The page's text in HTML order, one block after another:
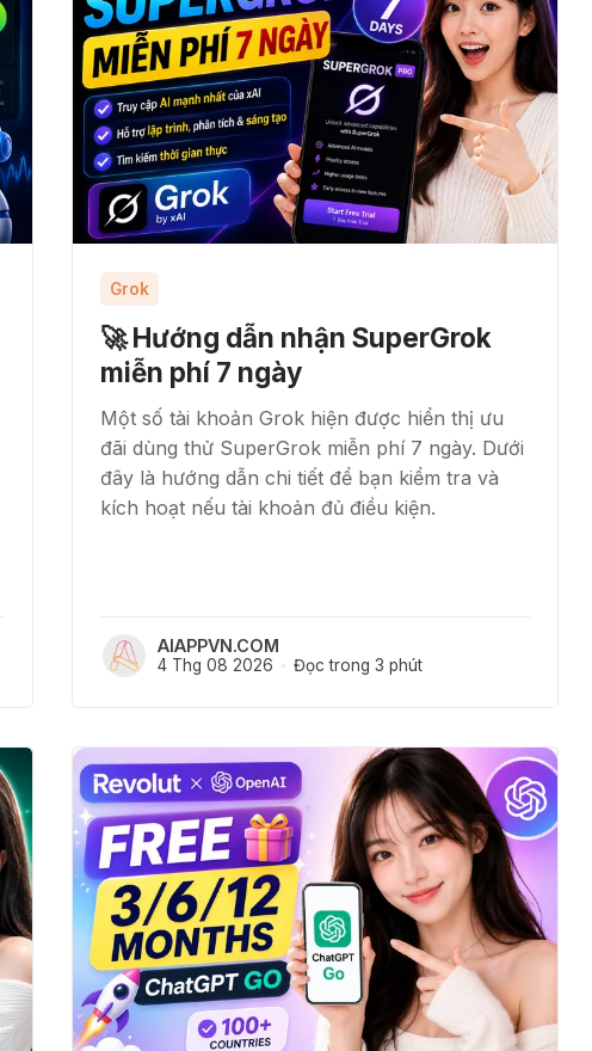
Grok
🚀 Hướng dẫn nhận SuperGrok
miễn phí 7 ngày
Một số tài khoản Grok hiện được hiển thị ưu
đãi dùng thử SuperGrok miễn phí 7 ngày. Dưới
đây là hướng dẫn chi tiết để bạn kiểm tra và
kích hoạt nếu tài khoản đủ điều kiện.
AIAPPVN.COM
4 Thg 08 2026 Đọc trong 3 phút